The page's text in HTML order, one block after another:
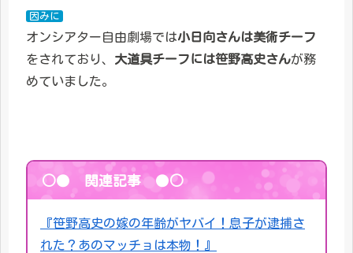
因みに
オンシアター自由劇場では小日向さんは美術チーフ
をされており、 大道具チーフには笹野高史さんが務
めていました。
○● 関連記事 ●○
『笹野高史の嫁の年齢がヤバイ！息子が逮捕さ
れた？あのマッチョは本物！』